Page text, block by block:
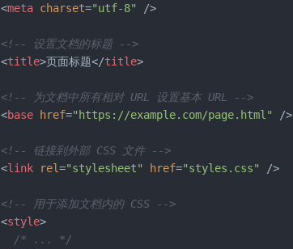
<meta charset="utf-8" />
<!-- 设置文档的标题 -->
<title>页面标题</title>
<!-- 为文档中所有相对 URL 设置基本 URL -->
<base href="https://example.com/page.html" />
<!-- 链接到外部 CSS 文件 -->
<link rel="stylesheet" href="styles.css" />
<!-- 用于添加文档内的 CSS -->
<style>
/* ... */